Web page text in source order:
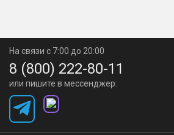
На связи с 7:00 до 20:00
8 (800) 222-80-11
или пишите в мессенджер: